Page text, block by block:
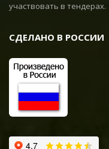
участвовать в тендерах.
СДЕЛАНО В РОССИИ